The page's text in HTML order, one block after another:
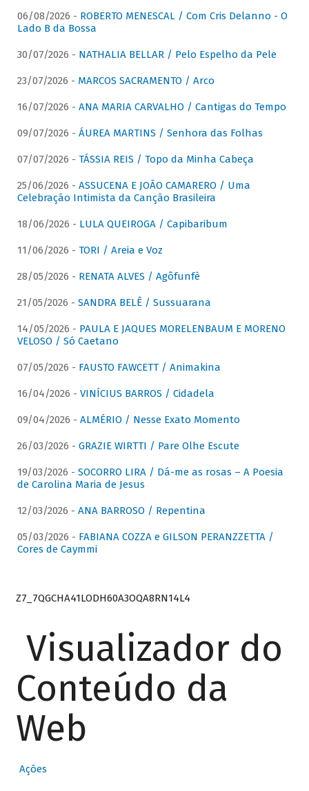
06/08/2026 - ROBERTO MENESCAL / Com Cris Delanno - O
Lado B da Bossa
30/07/2026 - NATHALIA BELLAR / Pelo Espelho da Pele
23/07/2026 - MARCOS SACRAMENTO / Arco
16/07/2026 - ANA MARIA CARVALHO / Cantigas do Tempo
09/07/2026 - ÁUREA MARTINS / Senhora das Folhas
07/07/2026 - TÁSSIA REIS / Topo da Minha Cabeça
25/06/2026 - ASSUCENA E JOÃO CAMARERO / Uma
Celebração Intimista da Canção Brasileira
18/06/2026 - LULA QUEIROGA / Capibaribum
11/06/2026 - TORI / Areia e Voz
28/05/2026 - RENATA ALVES / Agôfunfè
21/05/2026 - SANDRA BELÊ / Sussuarana
14/05/2026 - PAULA E JAQUES MORELENBAUM E MORENO
VELOSO / Só Caetano
07/05/2026 - FAUSTO FAWCETT / Animakina
16/04/2026 - VINÍCIUS BARROS / Cidadela
09/04/2026 - ALMÉRIO / Nesse Exato Momento
26/03/2026 - GRAZIE WIRTTI / Pare Olhe Escute
19/03/2026 - SOCORRO LIRA / Dá-me as rosas – A Poesia
de Carolina Maria de Jesus
12/03/2026 - ANA BARROSO / Repentina
05/03/2026 - FABIANA COZZA e GILSON PERANZZETTA /
Cores de Caymmi
Z7_7QGCHA41LODH60A3OQA8RN14L4
Visualizador do
Conteúdo da
Web
Ações